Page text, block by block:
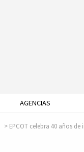
AGENCIAS
EPCOT celebra 40 años